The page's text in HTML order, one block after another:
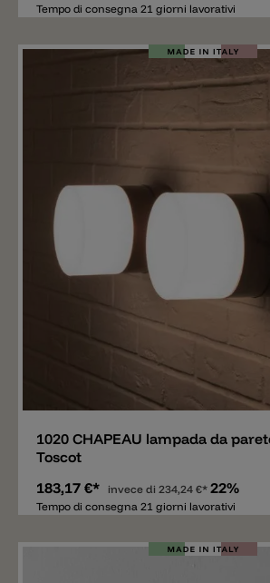
Tempo di consegna 21 giorni lavorativi
1020 CHAPEAU lampada da
Toscot
183,17 €*
invece di 234,24 €* 22%
Tempo di consegna 21 giorni lavorativi